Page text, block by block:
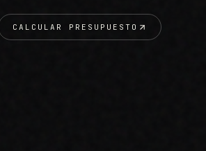
CALCULAR PRESUPUESTO